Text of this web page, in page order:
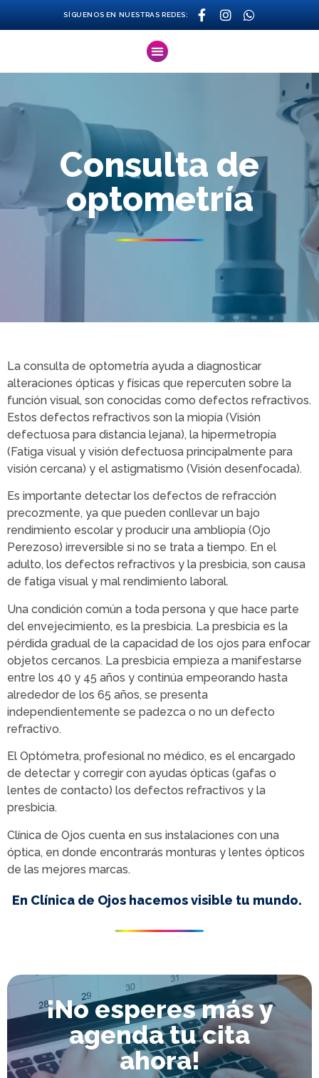
SÍGUENOS EN NUESTRAS REDES:
Consulta de
optometría
La consulta de optometría ayuda a diagnosticar
alteraciones ópticas y físicas que repercuten sobre la
función visual, son conocidas como defectos refractivos.
Estos defectos refractivos son la miopía (Visión
defectuosa para distancia lejana), la hipermetropía
(Fatiga visual y visión defectuosa principalmente para
visión cercana) y el astigmatismo (Visión desenfocada).
Es importante detectar los defectos de refracción
precozmente, ya que pueden conllevar un bajo
rendimiento escolar y producir una ambliopía (Ojo
Perezoso) irreversible si no se trata a tiempo. En el
adulto, los defectos refractivos y la presbicia, son causa
de fatiga visual y mal rendimiento laboral.
Una condición común a toda persona y que hace parte
del envejecimiento, es la presbicia. La presbicia es la
pérdida gradual de la capacidad de los ojos para enfocar
objetos cercanos. La presbicia empieza a manifestarse
entre los 40 y 45 años y continúa empeorando hasta
alrededor de los 65 años, se presenta
independientemente se padezca o no un defecto
refractivo.
El Optómetra, profesional no médico, es el encargado
de detectar y corregir con ayudas ópticas (gafas o
lentes de contacto) los defectos refractivos y la
presbicia.
Clínica de Ojos cuenta en sus instalaciones con una
óptica, en donde encontrarás monturas y lentes ópticos
de las mejores marcas.
En Clínica de Ojos hacemos visible tu mundo.
¡No esperes más y
agenda tu cita
ahora!